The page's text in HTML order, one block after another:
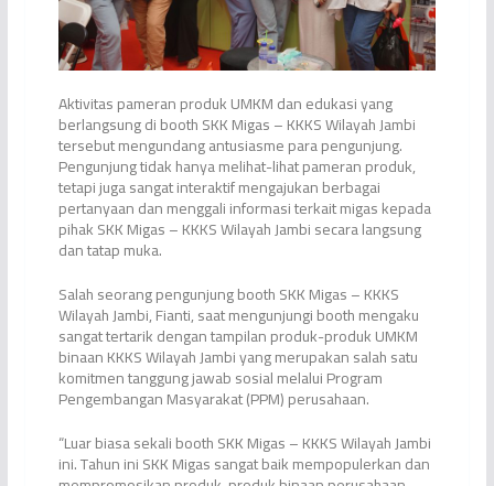
Aktivitas pameran produk UMKM dan edukasi yang
berlangsung di booth SKK Migas – KKKS Wilayah Jambi
tersebut mengundang antusiasme para pengunjung.
Pengunjung tidak hanya melihat-lihat pameran produk,
tetapi juga sangat interaktif mengajukan berbagai
pertanyaan dan menggali informasi terkait migas kepada
pihak SKK Migas – KKKS Wilayah Jambi secara langsung
dan tatap muka.
Salah seorang pengunjung booth SKK Migas – KKKS
Wilayah Jambi, Fianti, saat mengunjungi booth mengaku
sangat tertarik dengan tampilan produk-produk UMKM
binaan KKKS Wilayah Jambi yang merupakan salah satu
komitmen tanggung jawab sosial melalui Program
Pengembangan Masyarakat (PPM) perusahaan.
“Luar biasa sekali booth SKK Migas – KKKS Wilayah Jambi
ini. Tahun ini SKK Migas sangat baik mempopulerkan dan